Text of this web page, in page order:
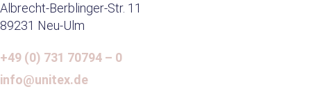
p
p
o
k
r
i
i
Albrecht-Berblinger-Str. 11
89231 Neu-Ulm
+49 (0) 731 70794 – 0
info@unitex.de